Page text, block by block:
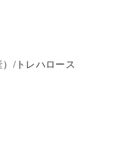
/トレハロース